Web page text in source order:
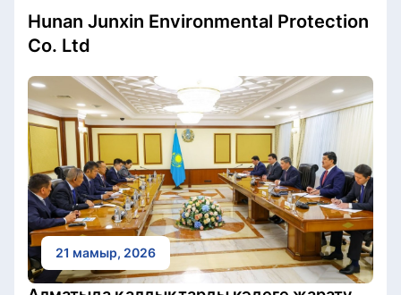
Hunan Junxin Environmental Protection
Co. Ltd
21 мамыр, 2026